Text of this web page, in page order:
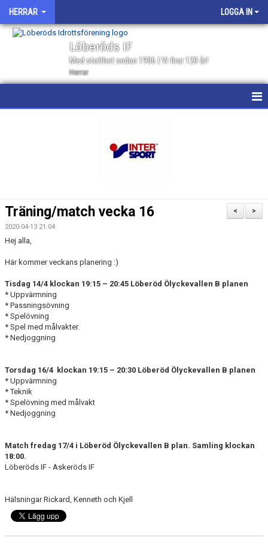
HERRAR LOGGA IN
Löberöds IF
Med stolthet sedan 1906 | Vi firar 120 år!
Herrar
GÄSTBOK
BILDGALLERI
KONTAKT
>
<
Träning/match vecka 16
2020-04-13 21:04
Hej alla,
Här kommer veckans planering :)
Tisdag 14/4 klockan 19:15 – 20:45 Löberöd Ölyckevallen B planen
* Uppvärmning
* Passningsövning
* Spelövning
* Spel med målvakter.
* Nedjoggning
Torsdag 16/4 klockan 19:15 – 20:30 Löberöd Ölyckevallen B planen
* Uppvärmning
* Teknik
* Spelövning med målvakt
* Nedjoggning
Match fredag 17/4 i Löberöd Ölyckevallen B plan. Samling klockan
18:00.
Löberöds IF - Askeröds IF
Hälsningar Rickard, Kenneth och Kjell